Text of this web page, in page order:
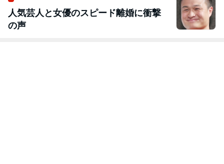
人気芸人と女優のスピード離婚に衝撃
の声